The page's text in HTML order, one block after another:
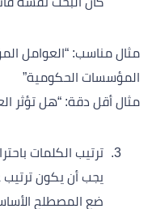
مثال مناسب: “العوامل
المؤسسات الحكومية”
مثال أقل دقة: “هل تؤثر
ترتيب الكلمات
يجب أن يكون
ضع المصطلح